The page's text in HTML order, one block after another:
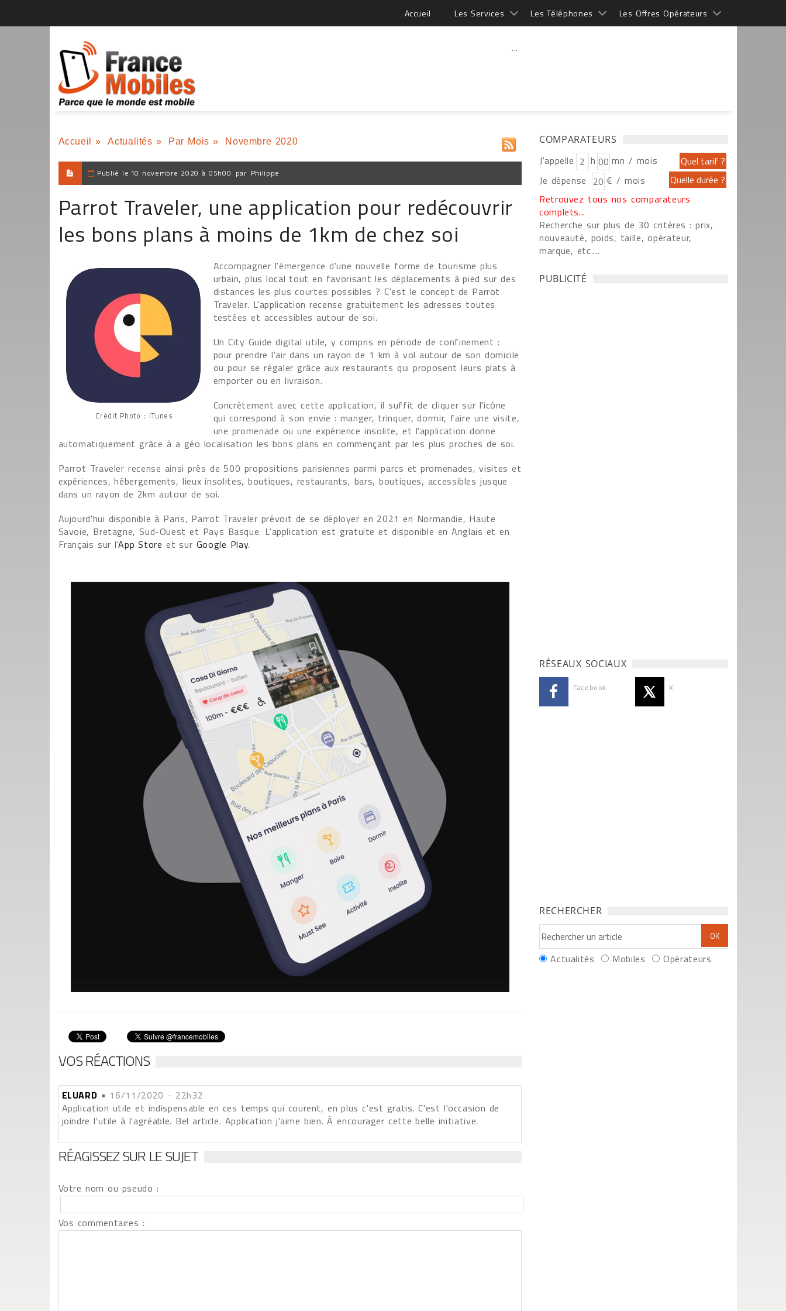
Accueil Les Services Les Téléphones Les Offres Opérateurs
...
Accueil » Actualités » Par Mois » Novembre 2020
Publié le 10 novembre 2020 à 05h00 par Philippe
Parrot Traveler, une application pour redécouvrir
les bons plans à moins de 1km de chez soi
Crédit Photo : iTunes
Accompagner l'émergence d'une nouvelle forme de tourisme plus
urbain, plus local tout en favorisant les déplacements à pied sur des
distances les plus courtes possibles ? C'est le concept de Parrot
Traveler. L'application recense gratuitement les adresses toutes
testées et accessibles autour de soi.
Un City Guide digital utile, y compris en période de confinement :
pour prendre l'air dans un rayon de 1 km à vol autour de son domicile
ou pour se régaler grâce aux restaurants qui proposent leurs plats à
emporter ou en livraison.
Concrètement avec cette application, il suffit de cliquer sur l'icône
qui correspond à son envie : manger, trinquer, dormir, faire une visite,
une promenade ou une expérience insolite, et l'application donne
automatiquement grâce à a géo localisation les bons plans en commençant par les plus proches de soi.
Parrot Traveler recense ainsi près de 500 propositions parisiennes parmi parcs et promenades, visites et
expériences, hébergements, lieux insolites, boutiques, restaurants, bars, boutiques, accessibles jusque
dans un rayon de 2km autour de soi.
Aujourd'hui disponible à Paris, Parrot Traveler prévoit de se déployer en 2021 en Normandie, Haute
Savoie, Bretagne, Sud-Ouest et Pays Basque. L'application est gratuite et disponible en Anglais et en
Français sur l'App Store et sur Google Play.
VOS RÉACTIONS
ELUARD • 16/11/2020 - 22h32
Application utile et indispensable en ces temps qui courent, en plus c'est gratis. C'est l'occasion de
joindre l'utile à l'agréable. Bel article. Application j'aime bien. À encourager cette belle initiative.
RÉAGISSEZ SUR LE SUJET
Votre nom ou pseudo :
Vos commentaires :
COMPARATEURS
J'appelle h
mn / mois
Je dépense
€ / mois
Retrouvez tous nos comparateurs
complets...
Recherche sur plus de 30 critères : prix,
nouveauté, poids, taille, opérateur,
marque, etc....
PUBLICITÉ
RÉSEAUX SOCIAUX
Facebook X
RECHERCHER
Actualités Mobiles Opérateurs